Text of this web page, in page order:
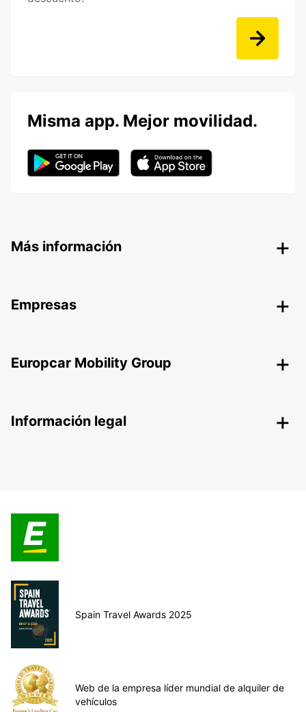
Misma app. Mejor movilidad.
Más información
Empresas
Europcar Mobility Group
Información legal
Spain Travel Awards 2025
Web de la empresa líder mundial de alquiler de
vehículos